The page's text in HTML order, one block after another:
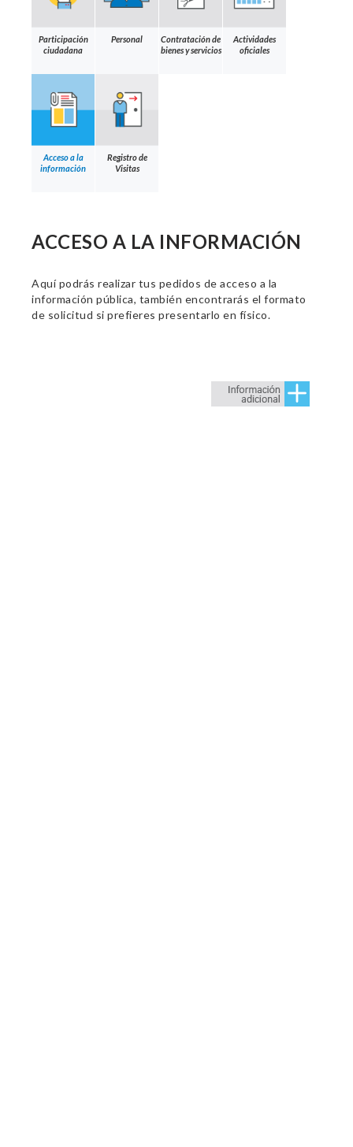
Participación
ciudadana
Personal
Contratación de
bienes y servicios
Actividades
oficiales
Acceso a la
información
Registro de
Visitas
ACCESO A LA INFORMACIÓN
Aquí podrás realizar tus pedidos de acceso a la
información pública, también encontrarás el formato
de solicitud si prefieres presentarlo en físico.